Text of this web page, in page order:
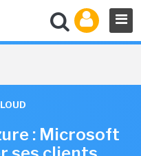
: Microsoft